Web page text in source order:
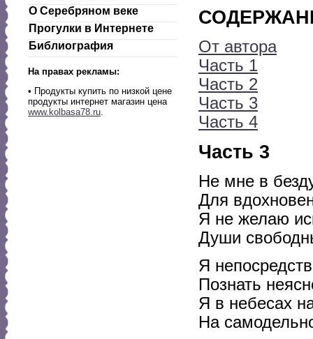
О Серебряном веке
Прогулки в Интернете
Библиография
На правах рекламы:
• Продукты купить по низкой цене
продукты интернет магазин цена
www.kolbasa78.ru.
От автора
Часть 1
Часть 2
Часть 3
Часть 4
Часть 3
Не мне в
Для
Я не желаю
Души
Я
Познать
Я в небесах
На